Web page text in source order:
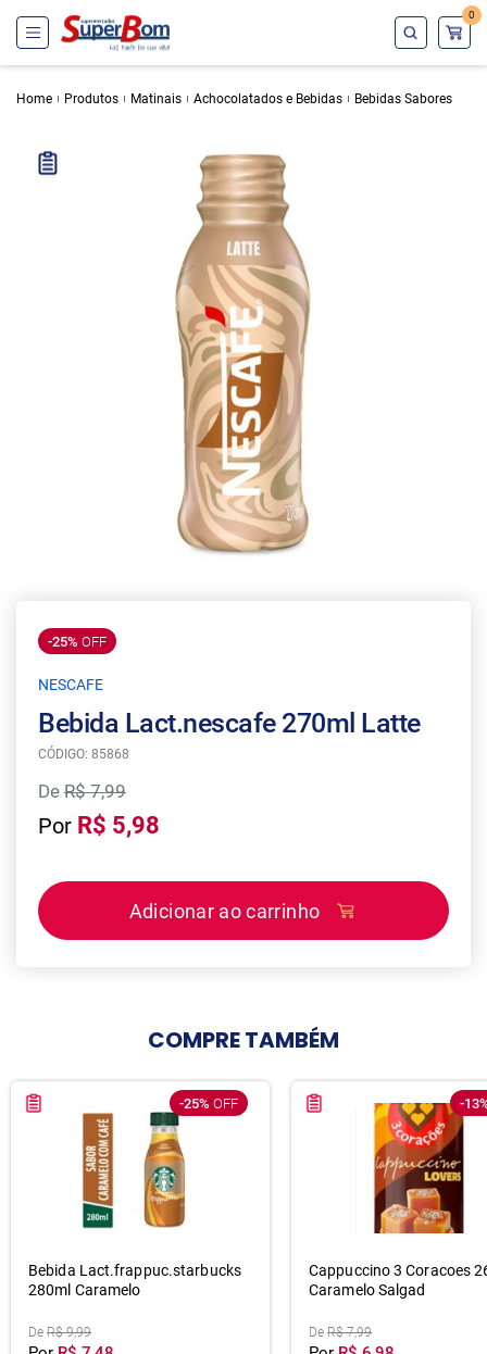
0
Home Produtos Matinais Achocolatados e Bebidas Bebidas Sabores
-25% OFF
NESCAFE
Bebida Lact.nescafe 270ml Latte
CÓDIGO: 85868
De R$ 7,99
Por R$ 5,98
Adicionar ao carrinho
COMPRETAMBÉM
-25% OFF
Bebida Lact.frappuc.starbucks
280ml Caramelo
De R$ 9,99
-
Cappuccino 3 Coracoes
Caramelo Salgad
De R$ 7,99